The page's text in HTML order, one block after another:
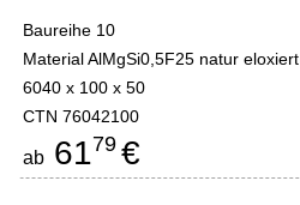
Baureihe 10
Material AlMgSi0,5F25 natur eloxiert
6040 x 100 x 50
CTN 76042100
ab 6179 €